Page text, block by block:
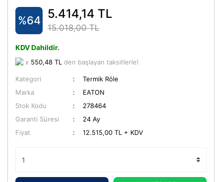
%64 5.414,14 TL
15.018,00 TL
KDV Dahildir.
x 550,48 TL den başlayan taksitlerle!
Kategori
Termik Röle
Marka
EATON
Stok Kodu
278464
Garanti Süresi
24 Ay
Fiyat
12.515,00 TL + KDV